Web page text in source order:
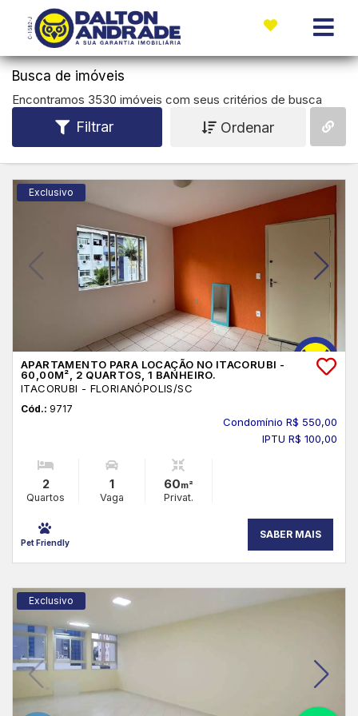
Busca de imóveis
Encontramos 3530 imóveis com seus critérios de busca
Filtrar Ordenar
Exclusivo
APARTAMENTO PARA LOCAÇÃO NO ITACORUBI -
60,00M², 2 QUARTOS, 1 BANHEIRO.
ITACORUBI - FLORIANÓPOLIS/SC
Cód.: 9717
Condomínio R$ 550,00
IPTU R$ 100,00
2
Quartos
1
Vaga
60m²
Privat.
Pet Friendly
SABER MAIS
Exclusivo